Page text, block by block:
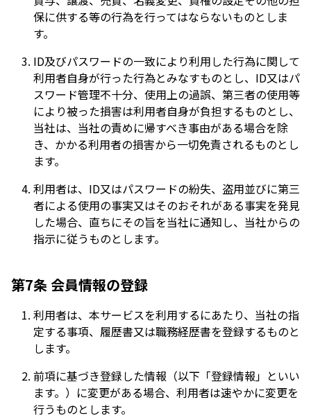
保に供する等の行為を行ってはならないものとしま
す。
ID及びパスワードの一致により利用した行為に関して
利用者自身が行った行為とみなすものとし、ID又はパ
スワード管理不十分、使用上の過誤、第三者の使用等
により被った損害は利用者自身が負担するものとし、
当社は、当社の責めに帰すべき事由がある場合を除
き、かかる利用者の損害から一切免責されるものとし
ます。
利用者は、ID又はパスワードの紛失、盗用並びに第三
者による使用の事実又はそのおそれがある事実を発見
した場合、直ちにその旨を当社に通知し、当社からの
指示に従うものとします。
第7条 会員情報の登録
利用者は、本サービスを利用するにあたり、当社の指
定する事項、履歴書又は職務経歴書を登録するものと
します。
前項に基づき登録した情報（以下「登録情報」といい
ます。）に変更がある場合、利用者は速やかに変更を
行うものとします。